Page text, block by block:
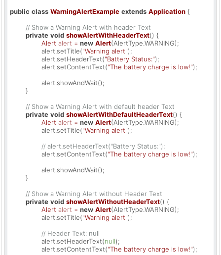
public class WarningAlertExample extends Application {
// Show a Warning Alert with header Text
private void showAlertWithHeaderText() {
Alert alert = new Alert(AlertType.WARNING);
		alert.setTitle(
"Warning alert");
		alert.setHeaderText(
"Battery Status:");
		alert.setContentText(
"The battery charge is low!");
// Show a Warning Alert with default header Text
private void showAlertWithDefaultHeaderText() {
Alert alert = new Alert(AlertType.WARNING);
		alert.setTitle(
"Warning alert");
// alert.setHeaderText("Battery Status:");
		alert.setContentText(
"The battery charge is low!");
// Show a Warning Alert without Header Text
private void showAlertWithoutHeaderText() {
Alert alert = new Alert(AlertType.WARNING);
		alert.setTitle(
"Warning alert");
// Header Text: null
		alert.setHeaderText(
null);
		alert.setContentText(
"The battery charge is low!");